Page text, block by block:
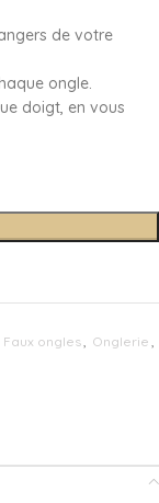
de votre
ongle.
doigt, en vous
Faux ongles, Onglerie ,